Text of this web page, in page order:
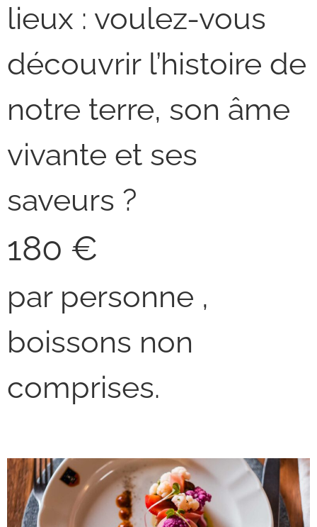
lieux : voulez-vous
découvrir l’histoire de
notre terre, son âme
vivante et ses
saveurs ?
180 €
par personne ,
boissons non
comprises.